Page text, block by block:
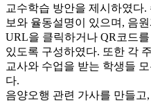
교수학습 방안을 제시하였다
보와 율동설명이 있으며, 음
URL을 클릭하거나 QR코드
있도록 구성하였다. 또한 각
교사와 수업을 받는 학생들
다.
음양오행 관련 가사를 만들